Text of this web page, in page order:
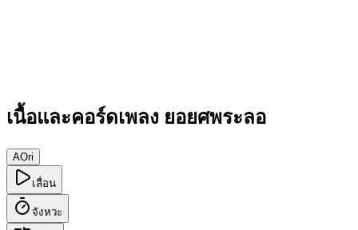
เนื้อและคอร์ดเพลง ยอยศพระลอ
AOri
เลื่อน
จังหวะ